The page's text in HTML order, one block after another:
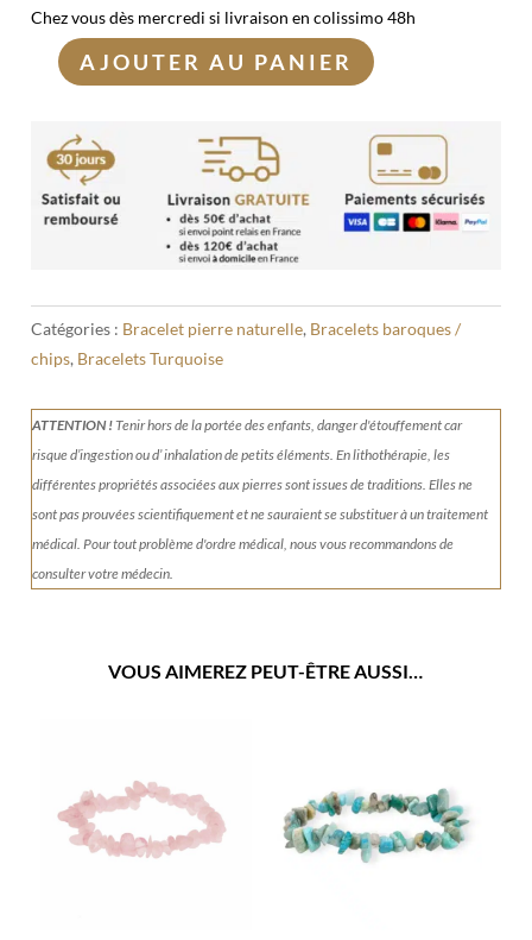
Chez vous dès mercredi si livraison en colissimo 48h
quantité
Bracelet
Turquoise
d'Afrique
baroque
AJOUTER AU PANIER
Catégories : Bracelet pierre naturelle, Bracelets baroques /
chips, Bracelets Turquoise
ATTENTION !Tenirhors de la portée des enfants, danger d'étouffement car
risque d’ingestion ou d’ inhalation de petits éléments.En lithothérapie, les
différentes propriétés associées aux pierres sont issues de traditions. Elles ne
sont pas prouvées scientifiquement et ne sauraient se substituer à un traitement
médical. Pour tout problème d'ordre médical, nous vous recommandons de
consulter votre médecin.
VOUS AIMEREZ PEUT-ÊTRE AUSSI…